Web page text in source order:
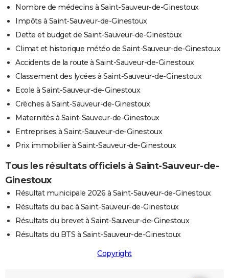
Nombre de médecins à Saint-Sauveur-de-Ginestoux
Impôts à Saint-Sauveur-de-Ginestoux
Dette et budget de Saint-Sauveur-de-Ginestoux
Climat et historique météo de Saint-Sauveur-de-Ginestoux
Accidents de la route à Saint-Sauveur-de-Ginestoux
Classement des lycées à Saint-Sauveur-de-Ginestoux
Ecole à Saint-Sauveur-de-Ginestoux
Crèches à Saint-Sauveur-de-Ginestoux
Maternités à Saint-Sauveur-de-Ginestoux
Entreprises à Saint-Sauveur-de-Ginestoux
Prix immobilier à Saint-Sauveur-de-Ginestoux
Tous les résultats officiels à Saint-Sauveur-de-
Ginestoux
Résultat municipale 2026 à Saint-Sauveur-de-Ginestoux
Résultats du bac à Saint-Sauveur-de-Ginestoux
Résultats du brevet à Saint-Sauveur-de-Ginestoux
Résultats du BTS à Saint-Sauveur-de-Ginestoux
Copyright